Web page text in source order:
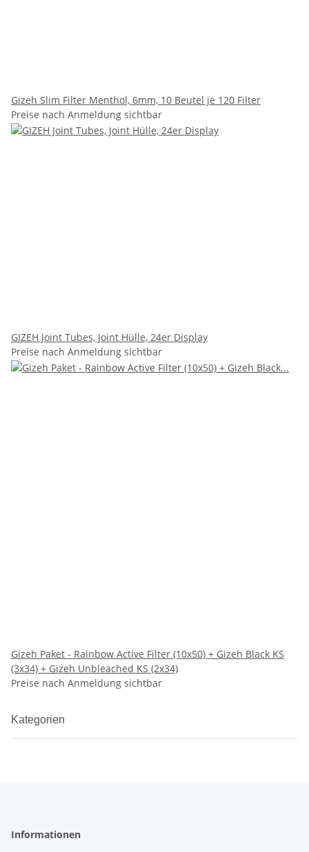
Gizeh Slim Filter Menthol, 6mm, 10 Beutel je 120 Filter
Preise nach Anmeldung sichtbar
GIZEH Joint Tubes, Joint Hülle, 24er Display
Preise nach Anmeldung sichtbar
Gizeh Paket - Rainbow Active Filter (10x50) + Gizeh Black KS
(3x34) + Gizeh Unbleached KS (2x34)
Preise nach Anmeldung sichtbar
Kategorien
Informationen